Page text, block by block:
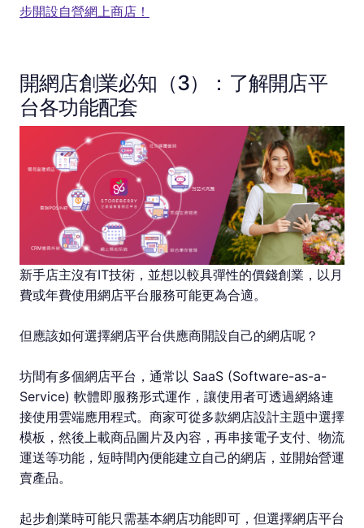
步開設自營網上商店！
開網店創業必知（3）：了解開店平
台各功能配套
新手店主沒有IT技術，並想以較具彈性的價錢創業，以月
費或年費使用網店平台服務可能更為合適。
但應該如何選擇網店平台供應商開設自己的網店呢？
坊間有多個網店平台，通常以 SaaS (Software-as-a-
Service) 軟體即服務形式運作，讓使用者可透過網絡連
接使用雲端應用程式。商家可從多款網店設計主題中選擇
模板，然後上載商品圖片及內容，再串接電子支付、物流
運送等功能，短時間內便能建立自己的網店，並開始營運
賣產品。
起步創業時可能只需基本網店功能即可，但選擇網店平台